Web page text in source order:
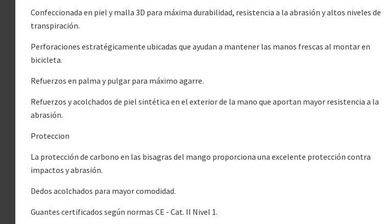
Confeccionada en piel y malla 3D para máxima durabilidad, resistencia a la abrasión y altos niveles de
transpiración.
Perforaciones estratégicamente ubicadas que ayudan a mantener las manos frescas al montar en
bicicleta.
Refuerzos en palma y pulgar para máximo agarre.
Refuerzos y acolchados de piel sintética en el exterior de la mano que aportan mayor resistencia a la
abrasión.
Proteccion
La protección de carbono en las bisagras del mango proporciona una excelente protección contra
impactos y abrasión.
Dedos acolchados para mayor comodidad.
Guantes certificados según normas CE - Cat. II Nivel 1.